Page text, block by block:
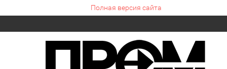
Полная версия сайта